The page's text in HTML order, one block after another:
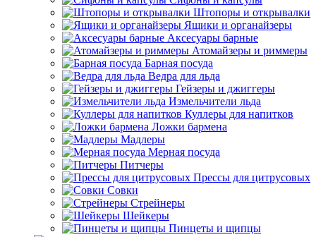
Штопоры и открывалки
Ящики и органайзеры
Аксесуары барные
Атомайзеры и риммеры
Барная посуда
Ведра для льда
Гейзеры и джиггеры
Измельчители льда
Куллеры для напитков
Ложки бармена
Мадлеры
Мерная посуда
Питчеры
Прессы для цитрусовых
Совки
Стрейнеры
Шейкеры
Пинцеты и щипцы